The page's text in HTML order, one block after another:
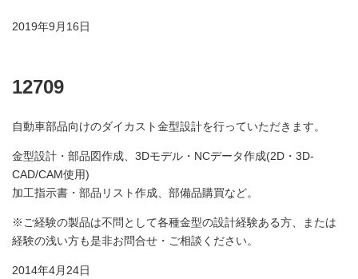
2019年9月16日
12709
自動車部品向けのダイカスト金型設計を行っていただきます。
金型設計・部品図作成、3Dモデル・NCデータ作成(2D・3D-
CAD/CAM使用)
加工指示書・部品リスト作成、部備品購買など。
※ご経験の製品は不問として各種金型の設計経験ある方、または
経験の浅い方も是非お問合せ・ご相談ください。
2014年4月24日